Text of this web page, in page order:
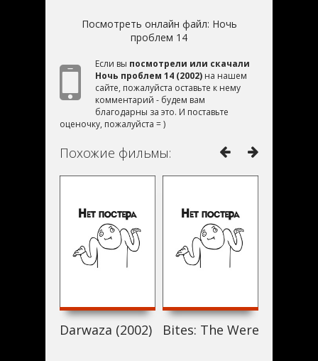
Посмотреть онлайн файл: Ночь
проблем 14
Если вы посмотрели или скачали
Ночь проблем 14 (2002) на нашем
сайте, пожалуйста оставьте к нему
комментарий - будем вам
благодарны за это. И поставьте
оценочку, пожалуйста = )
Похожие фильмы:
Darwaza (2002) Bites: The Werewolf